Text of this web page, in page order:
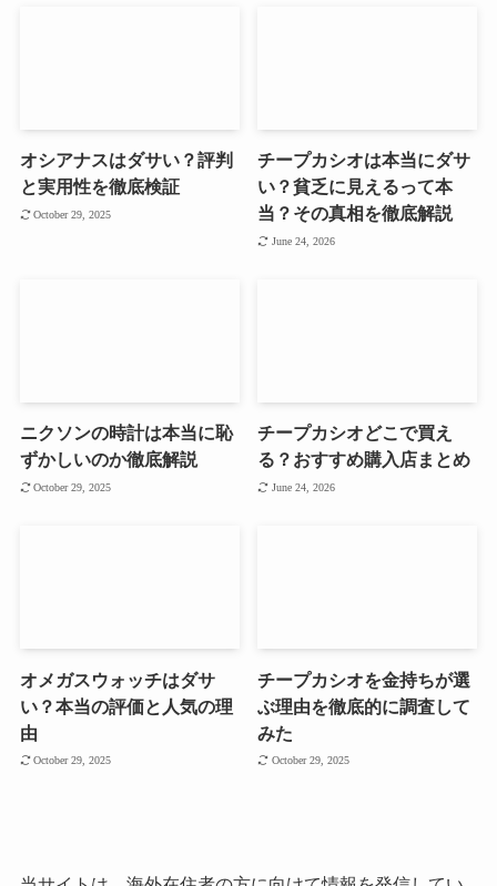
オシアナスはダサい？評判
と実用性を徹底検証
October 29, 2025
チープカシオは本当にダサ
い？貧乏に見えるって本
当？その真相を徹底解説
June 24, 2026
ニクソンの時計は本当に恥
ずかしいのか徹底解説
October 29, 2025
チープカシオどこで買え
る？おすすめ購入店まとめ
June 24, 2026
オメガスウォッチはダサ
い？本当の評価と人気の理
由
October 29, 2025
チープカシオを金持ちが選
ぶ理由を徹底的に調査して
みた
October 29, 2025